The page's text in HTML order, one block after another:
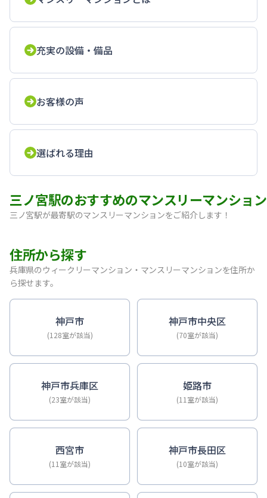
充実の設備・備品
お客様の声
選ばれる理由
三ノ宮駅のおすすめのマンスリーマンション
三ノ宮駅が最寄駅のマンスリーマンションをご紹介します！
【三宮・花時計前】SステイEL神戸三宮磯上通｜禁煙ルー
【神戸・三宮】Sステイ神戸三宮ジアコスモ｜禁煙ルーム
【神戸・三宮】Sステイ三宮ソレイユ｜Wi-Fi無料・禁煙・
【三宮・花時計前】Sステイ三宮駅前ルシール｜禁煙ルー
【神戸・三宮】Sステイ三宮駅前７｜禁煙ルーム・Wi-Fiレ
【三宮・貿易センター】Sステイ三宮貿易センター前2｜
住所から探す
兵庫県のウィークリーマンション・マンスリーマンションを住所か
ら探せます。
神戸市
(128室が該当)
神戸市中央区
(70室が該当)
神戸市兵庫区
(23室が該当)
姫路市
(11室が該当)
西宮市
(11室が該当)
神戸市長田区
(10室が該当)